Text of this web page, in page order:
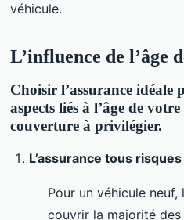
véhicule.
L’influence de l’âge
Choisir l’assurance idéale
aspects liés à l’âge de
couverture à privilégier.
L’assurance tous
Pour un véhicule neuf,
couvrir la majorité